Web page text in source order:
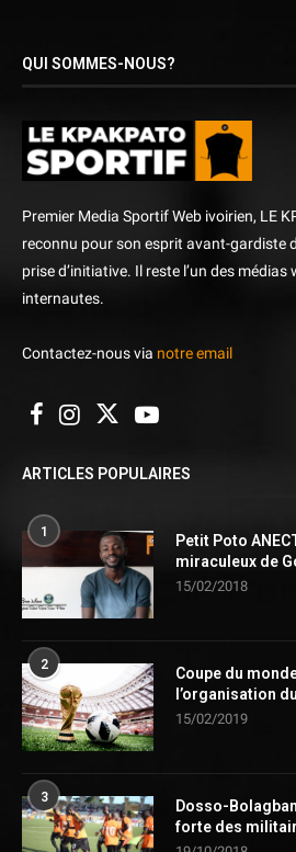
QUI SOMMES-NOUS?
Premier Media Sportif Web ivoirien, LE
reconnu pour son esprit avant-gardiste
prise d’initiative. Il reste l’un des médias
internautes.
Contactez-nous via notre email
ARTICLES POPULAIRES
1
Petit Poto
miraculeux de
15/02/2018
2
Coupe du
l’organisation
15/02/2019
3
Dosso-
forte des